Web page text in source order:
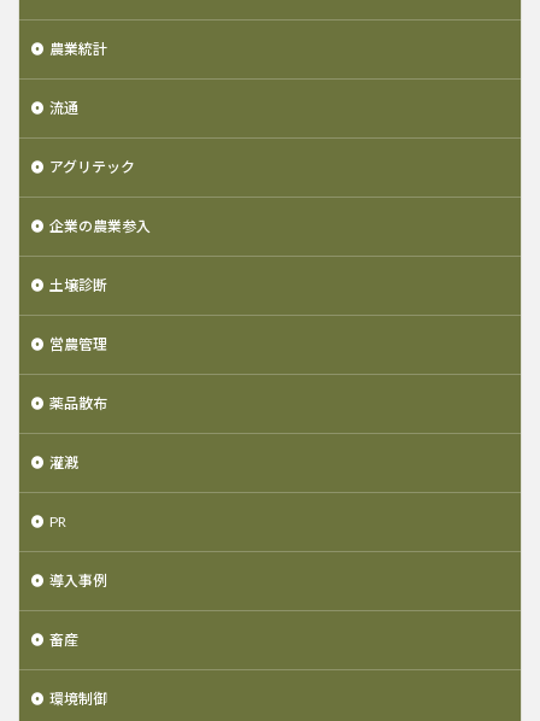
農業統計
流通
アグリテック
企業の農業参入
土壌診断
営農管理
薬品散布
灌漑
PR
導入事例
畜産
環境制御